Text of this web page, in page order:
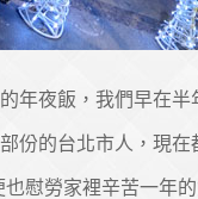
年夜飯，我們早在半
份的台北市人，現
也慰勞家裡辛苦一年